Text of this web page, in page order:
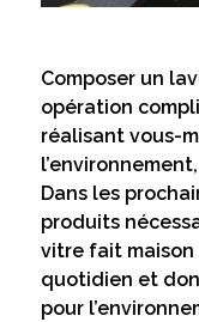
Composer un
opération
réalisant vous-
Dans les
produits
vitre fait maison
quotidien et
pour